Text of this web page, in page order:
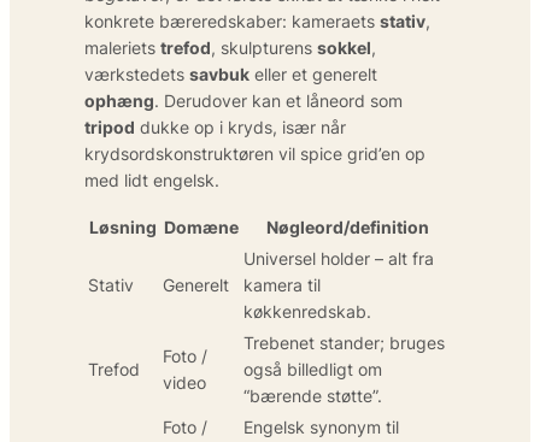
konkrete bæreredskaber: kameraets stativ,
maleriets trefod, skulpturens sokkel,
værkstedets savbuk eller et generelt
ophæng. Derudover kan et låneord som
tripod dukke op i kryds, især når
krydsordskonstruktøren vil spice grid’en op
med lidt engelsk.
Løsning Domæne Nøgleord/definition
Stativ Generelt
Universel holder – alt fra
kamera til
køkkenredskab.
Trefod
Foto /
video
Trebenet stander; bruges
også billedligt om
“bærende støtte”.
Foto /
Engelsk synonym til